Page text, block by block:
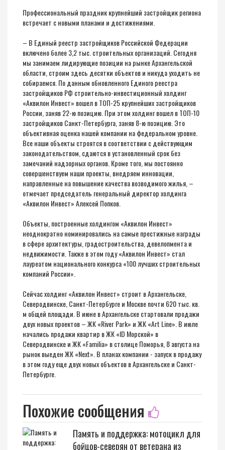
Профессиональный праздник крупнейший застройщик региона
встречает с новыми планами и достижениями.
– В Единый реестр застройщиков Российской Федерации
включено более 3,2 тыс. строительных организаций. Сегодня
мы занимаем лидирующие позиции на рынке Архангельской
области, строим здесь десятки объектов и никуда уходить не
собираемся. По данным обновленного Единого реестра
застройщиков РФ строительно-инвестиционный холдинг
«Аквилон Инвест» вошел в ТОП-25 крупнейших застройщиков
России, заняв 22-ю позицию. При этом холдинг вошел в ТОП-10
застройщиков Санкт-Петербурга, заняв 8-ю позицию. Это
объективная оценка нашей компании на федеральном уровне.
Все наши объекты строятся в соответствии с действующим
законодательством, сдаются в установленный срок без
замечаний надзорных органов. Кроме того, мы постоянно
совершенствуем наши проекты, внедряем инновации,
направленные на повышение качества возводимого жилья, –
отмечает председатель генеральный директор холдинга
«Аквилон Инвест» Алексей Попков.
Объекты, построенные холдингом «Аквилон Инвест»
неоднократно номинировались на самые престижные награды
в сфере архитектуры, градостроительства, девелопмента и
недвижимости. Также в этом году «Аквилон Инвест» стал
лауреатом национального конкурса «100 лучших строительных
компаний России».
Сейчас холдинг «Аквилон Инвест» строит в Архангельске,
Северодвинске, Санкт-Петербурге и Москве почти 620 тыс. кв.
м общей площади. В июне в Архангельске стартовали продажи
двух новых проектов – ЖК «River Park» и ЖК «Art Line». В июле
начались продажи квартир в ЖК «ID Морской» в
Северодвинске и ЖК «Familia» в столице Поморья, 8 августа на
рынок выеден ЖК «Next». В планах компании - запуск в продажу
в этом году еще двух новых объектов в Архангельске и Санкт-
Петербурге.
Похожие сообщения
Память и поддержка: мотоцикл для
бойцов-северян от ветерана из